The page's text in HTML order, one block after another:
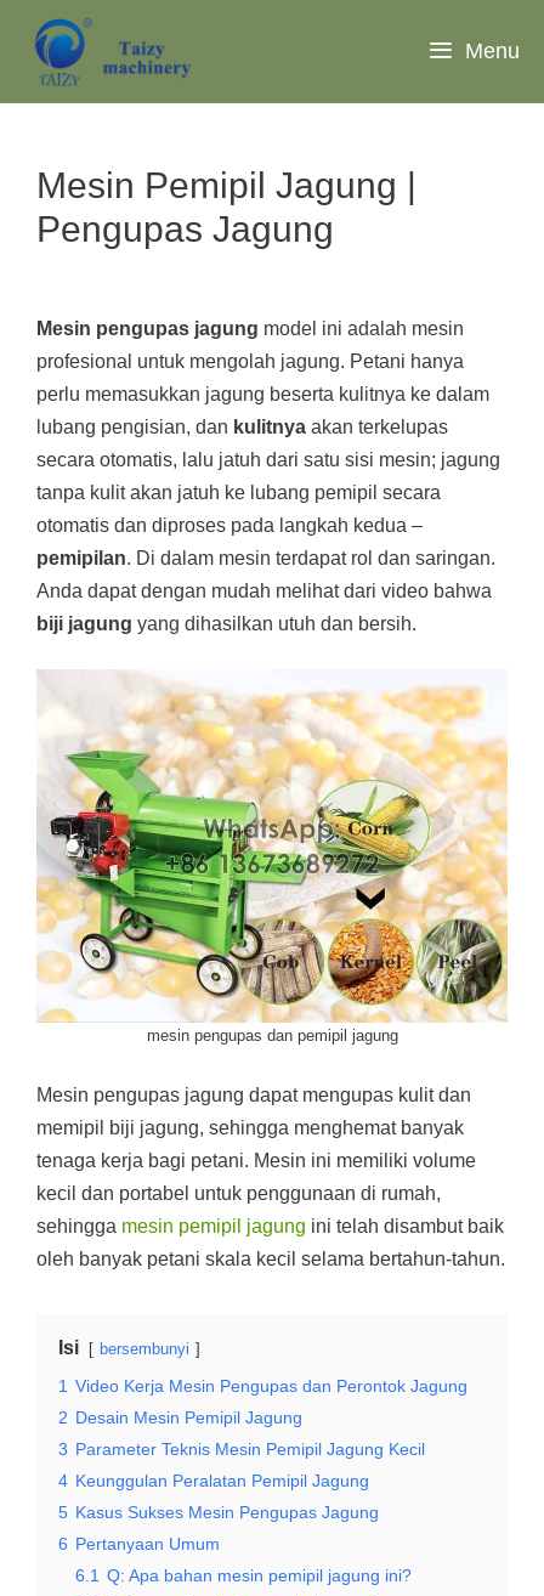
Langsung
Menu
Mesin Pemipil Jagung |
Pengupas Jagung
Mesin pengupas jagung model ini adalah mesin
profesional untuk mengolah jagung. Petani hanya
perlu memasukkan jagung beserta kulitnya ke dalam
lubang pengisian, dan kulitnya akan terkelupas
secara otomatis, lalu jatuh dari satu sisi mesin; jagung
tanpa kulit akan jatuh ke lubang pemipil secara
otomatis dan diproses pada langkah kedua –
pemipilan. Di dalam mesin terdapat rol dan saringan.
Anda dapat dengan mudah melihat dari video bahwa
biji jagung yang dihasilkan utuh dan bersih.
mesin pengupas dan pemipil jagung
Mesin pengupas jagung dapat mengupas kulit dan
memipil biji jagung, sehingga menghemat banyak
tenaga kerja bagi petani. Mesin ini memiliki volume
kecil dan portabel untuk penggunaan di rumah,
sehingga mesin pemipil jagung ini telah disambut baik
oleh banyak petani skala kecil selama bertahun-tahun.
Isi bersembunyi
1 Video Kerja Mesin Pengupas dan Perontok Jagung
2 Desain Mesin Pemipil Jagung
3 Parameter Teknis Mesin Pemipil Jagung Kecil
4 Keunggulan Peralatan Pemipil Jagung
5 Kasus Sukses Mesin Pengupas Jagung
6 Pertanyaan Umum
6.1 Q: Apa bahan mesin pemipil jagung ini?